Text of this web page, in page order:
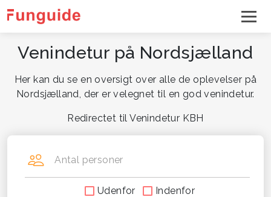
Venindetur på Nordsjælland
Her kan du se en oversigt over alle de oplevelser på
Nordsjælland, der er velegnet til en god venindetur.
Redirectet til Venindetur KBH
Antal personer
Udenfor Indenfor